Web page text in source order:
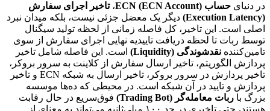
در دنیای حساب ECN (ECN Account) ،تاخیر اجرای سفارش
(Execution Latency)
دیگر یک معضل جزئی نیست، بلکه میدان نبرد
اصلی است. این تاخیر، کل فاصله زمانی از لحظه تولید سیگنال
توسط ربات تا لحظه دریافت تاییدیه نهایی اجرای سفارش از سوی
تامین‌کننده نقدشوندگی (Liquidity)
است. این فاصله شامل تاخیر
پردازش الگوریتم، تاخیر ارسال سفارش از کلاینت به سرور بروکر،
تاخیر پردازش در سرور بروکر، تاخیر ارسال به شبکه ECN و تاخیر
پردازش و تایید در آن شبکه است. در محیطی که ده‌ها موسسه
بزرگ با ربات معامله‌گر (Trading Bot)
فوق‌سریع در حال رقابت